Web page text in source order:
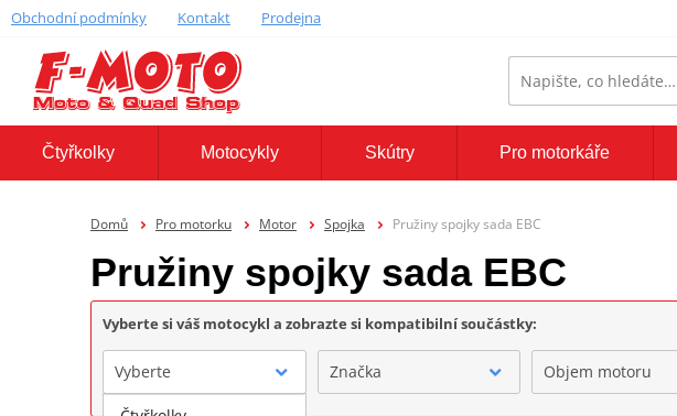
Obchodní podmínky Kontakt Prodejna
Čtyřkolky Motocykly Skútry Pro motorkáře
Domů Pro motorku Motor Spojka Pružiny spojky sada EBC
Pružiny spojky sada EBC
Vyberte si váš motocykl a zobrazte si kompatibilní součástky:
Vyberte Značka Objem motoru